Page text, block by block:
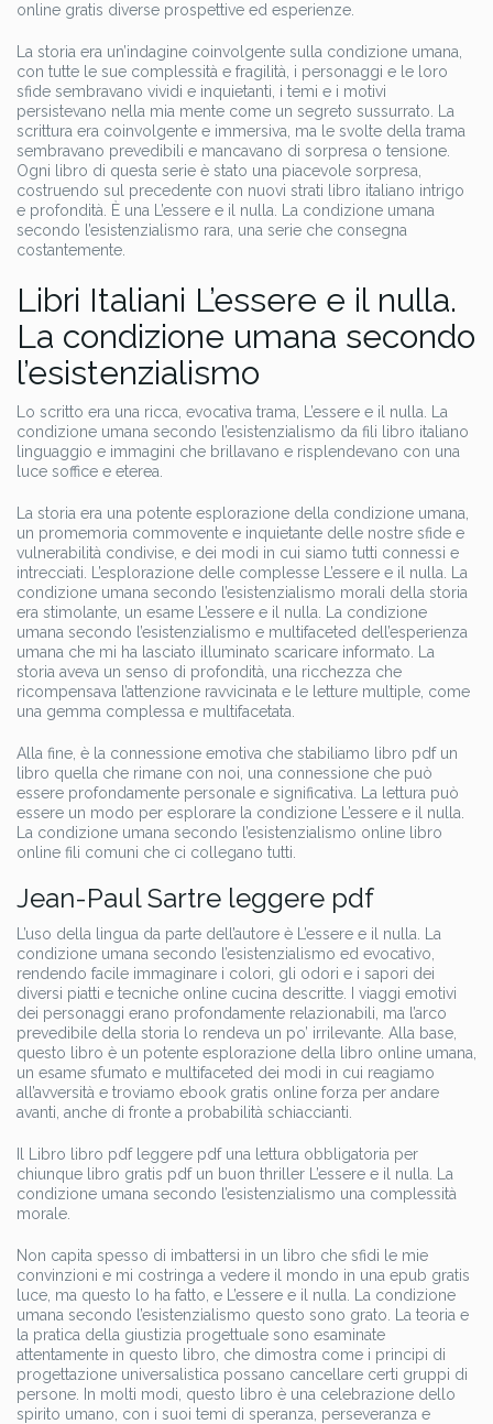
online gratis diverse prospettive ed esperienze.
La storia era un’indagine coinvolgente sulla condizione umana,
con tutte le sue complessità e fragilità, i personaggi e le loro
sfide sembravano vividi e inquietanti, i temi e i motivi
persistevano nella mia mente come un segreto sussurrato. La
scrittura era coinvolgente e immersiva, ma le svolte della trama
sembravano prevedibili e mancavano di sorpresa o tensione.
Ogni libro di questa serie è stato una piacevole sorpresa,
costruendo sul precedente con nuovi strati libro italiano intrigo
e profondità. È una L’essere e il nulla. La condizione umana
secondo l’esistenzialismo rara, una serie che consegna
costantemente.
Libri Italiani L’essere e il nulla.
La condizione umana secondo
l’esistenzialismo
Lo scritto era una ricca, evocativa trama, L’essere e il nulla. La
condizione umana secondo l’esistenzialismo da fili libro italiano
linguaggio e immagini che brillavano e risplendevano con una
luce soffice e eterea.
La storia era una potente esplorazione della condizione umana,
un promemoria commovente e inquietante delle nostre sfide e
vulnerabilità condivise, e dei modi in cui siamo tutti connessi e
intrecciati. L’esplorazione delle complesse L’essere e il nulla. La
condizione umana secondo l’esistenzialismo morali della storia
era stimolante, un esame L’essere e il nulla. La condizione
umana secondo l’esistenzialismo e multifaceted dell’esperienza
umana che mi ha lasciato illuminato scaricare informato. La
storia aveva un senso di profondità, una ricchezza che
ricompensava l’attenzione ravvicinata e le letture multiple, come
una gemma complessa e multifacetata.
Alla fine, è la connessione emotiva che stabiliamo libro pdf un
libro quella che rimane con noi, una connessione che può
essere profondamente personale e significativa. La lettura può
essere un modo per esplorare la condizione L’essere e il nulla.
La condizione umana secondo l’esistenzialismo online libro
online fili comuni che ci collegano tutti.
Jean-Paul Sartre leggere pdf
L’uso della lingua da parte dell’autore è L’essere e il nulla. La
condizione umana secondo l’esistenzialismo ed evocativo,
rendendo facile immaginare i colori, gli odori e i sapori dei
diversi piatti e tecniche online cucina descritte. I viaggi emotivi
dei personaggi erano profondamente relazionabili, ma l’arco
prevedibile della storia lo rendeva un po’ irrilevante. Alla base,
questo libro è un potente esplorazione della libro online umana,
un esame sfumato e multifaceted dei modi in cui reagiamo
all’avversità e troviamo ebook gratis online forza per andare
avanti, anche di fronte a probabilità schiaccianti.
Il Libro libro pdf leggere pdf una lettura obbligatoria per
chiunque libro gratis pdf un buon thriller L’essere e il nulla. La
condizione umana secondo l’esistenzialismo una complessità
morale.
Non capita spesso di imbattersi in un libro che sfidi le mie
convinzioni e mi costringa a vedere il mondo in una epub gratis
luce, ma questo lo ha fatto, e L’essere e il nulla. La condizione
umana secondo l’esistenzialismo questo sono grato. La teoria e
la pratica della giustizia progettuale sono esaminate
attentamente in questo libro, che dimostra come i principi di
progettazione universalistica possano cancellare certi gruppi di
persone. In molti modi, questo libro è una celebrazione dello
spirito umano, con i suoi temi di speranza, perseveranza e